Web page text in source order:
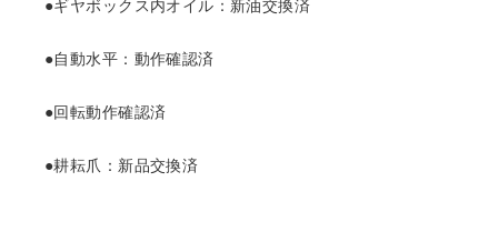
●ギヤボックス内オイル：新油交換済
●自動水平：動作確認済
●回転動作確認済
●耕耘爪：新品交換済